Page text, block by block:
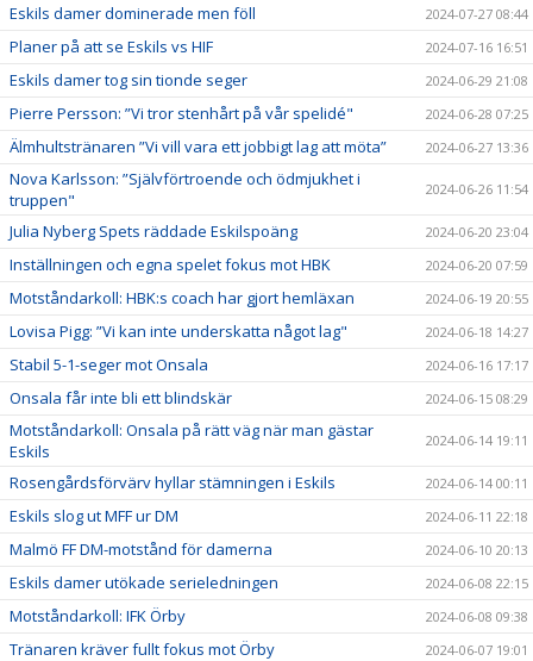
Eskils damer dominerade men föll 2024-07-27 08:44
Planer på att se Eskils vs HIF 2024-07-16 16:51
Eskils damer tog sin tionde seger 2024-06-29 21:08
Pierre Persson: ”Vi tror stenhårt på vår spelidé" 2024-06-28 07:25
Älmhultstränaren ”Vi vill vara ett jobbigt lag att möta” 2024-06-27 13:36
Nova Karlsson: ”Självförtroende och ödmjukhet i
truppen"
2024-06-26 11:54
Julia Nyberg Spets räddade Eskilspoäng 2024-06-20 23:04
Inställningen och egna spelet fokus mot HBK 2024-06-20 07:59
Motståndarkoll: HBK:s coach har gjort hemläxan 2024-06-19 20:55
Lovisa Pigg: ”Vi kan inte underskatta något lag" 2024-06-18 14:27
Stabil 5-1-seger mot Onsala 2024-06-16 17:17
Onsala får inte bli ett blindskär 2024-06-15 08:29
Motståndarkoll: Onsala på rätt väg när man gästar
Eskils
2024-06-14 19:11
Rosengårdsförvärv hyllar stämningen i Eskils 2024-06-14 00:11
Eskils slog ut MFF ur DM 2024-06-11 22:18
Malmö FF DM-motstånd för damerna 2024-06-10 20:13
Eskils damer utökade serieledningen 2024-06-08 22:15
Motståndarkoll: IFK Örby 2024-06-08 09:38
Tränaren kräver fullt fokus mot Örby 2024-06-07 19:01